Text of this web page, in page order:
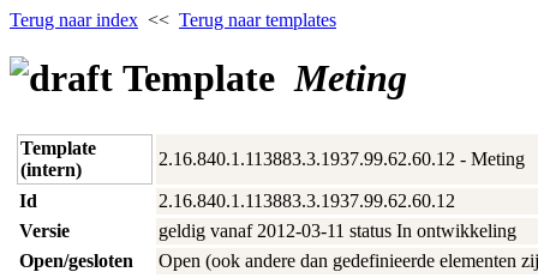
Terug naar index << Terug naar templates
TemplateMeting
Template
(intern)
2.16.840.1.113883.3.1937.99.62.60.12 - Meting
Id
2.16.840.1.113883.3.1937.99.62.60.12
Versie
geldig vanaf 2012‑03‑11 status In ontwikkeling
Open/gesloten
Open (ook andere dan gedefinieerde elementen